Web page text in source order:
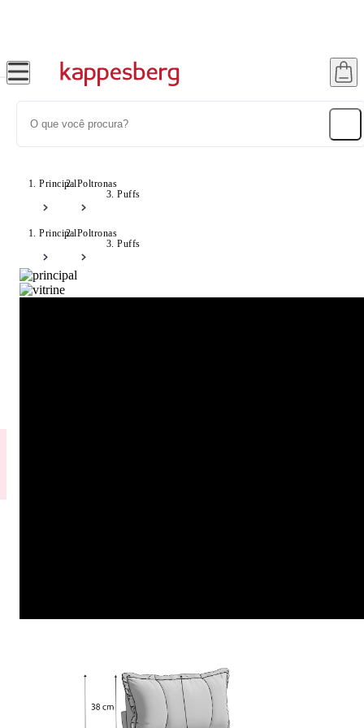
PrincipalPoltronas
Puffs
PrincipalPoltronas
Puffs